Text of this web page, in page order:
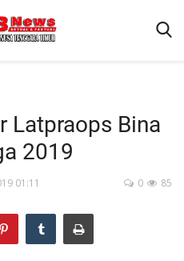
Latpraops Bina
2019
01:11 85
0